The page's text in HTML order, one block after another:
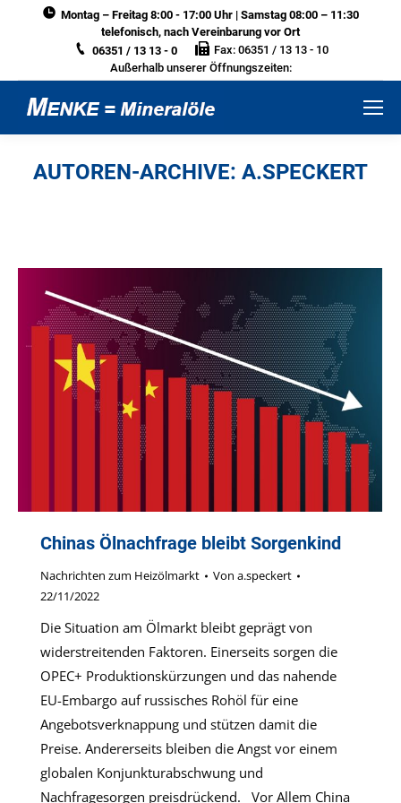
Montag – Freitag 8:00 - 17:00 Uhr | Samstag 08:00 – 11:30
telefonisch, nach Vereinbarung vor Ort
06351 / 13 13 - 0
Fax: 06351 / 13 13 - 10
Außerhalb unserer Öffnungszeiten:
AUTOREN-ARCHIVE: A.SPECKERT
Chinas Ölnachfrage bleibt Sorgenkind
Nachrichten zum Heizölmarkt Von a.speckert
22/11/2022
Die Situation am Ölmarkt bleibt geprägt von
widerstreitenden Faktoren. Einerseits sorgen die
OPEC+ Produktionskürzungen und das nahende
EU-Embargo auf russisches Rohöl für eine
Angebotsverknappung und stützen damit die
Preise. Andererseits bleiben die Angst vor einem
globalen Konjunkturabschwung und
Nachfragesorgen preisdrückend. Vor Allem China